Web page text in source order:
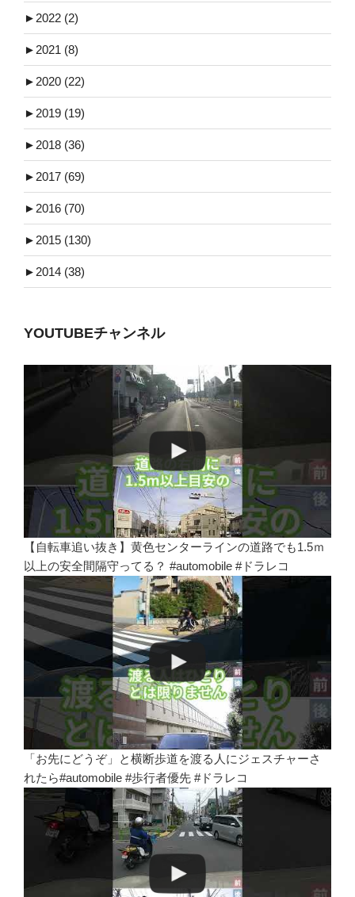
► 2022 (2)
► 2021 (8)
► 2020 (22)
► 2019 (19)
► 2018 (36)
► 2017 (69)
► 2016 (70)
► 2015 (130)
► 2014 (38)
YOUTUBEチャンネル
【自転車追い抜き】黄色センターラインの道路でも1.5ｍ
以上の安全間隔守ってる？ #automobile #ドラレコ
「お先にどうぞ」と横断歩道を渡る人にジェスチャーさ
れたら#automobile #歩行者優先 #ドラレコ